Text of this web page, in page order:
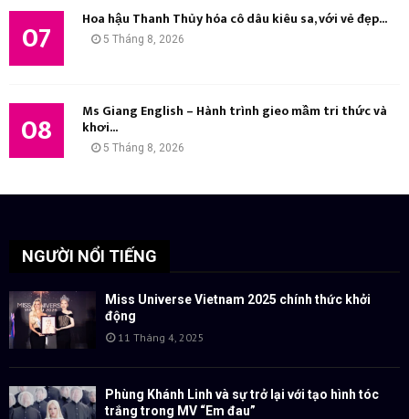
07 Hoa hậu Thanh Thủy hóa cô dâu kiêu sa, với vẻ đẹp...
5 Tháng 8, 2026
08 Ms Giang English – Hành trình gieo mầm tri thức và
khơi...
5 Tháng 8, 2026
NGƯỜI NỔI TIẾNG
Miss Universe Vietnam 2025 chính thức khởi
động
11 Tháng 4, 2025
Phùng Khánh Linh và sự trở lại với tạo hình tóc
trắng trong MV “Em đau”